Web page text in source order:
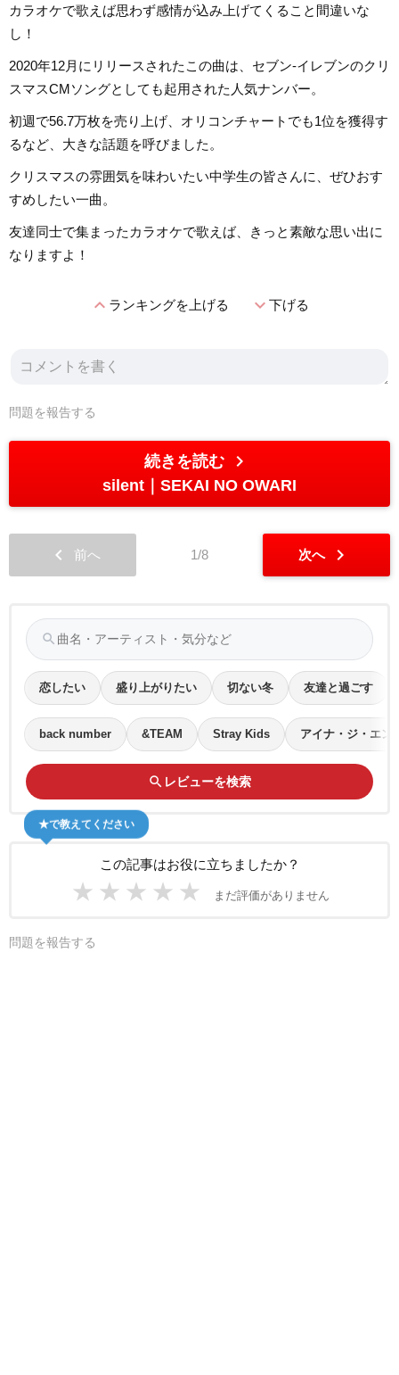
カラオケで歌えば思わず感情が込み上げてくること間違いな
し！
2020年12月にリリースされたこの曲は、セブン-イレブンのクリ
スマスCMソングとしても起用された人気ナンバー。
初週で56.7万枚を売り上げ、オリコンチャートでも1位を獲得す
るなど、大きな話題を呼びました。
クリスマスの雰囲気を味わいたい中学生の皆さんに、ぜひおす
すめしたい一曲。
友達同士で集まったカラオケで歌えば、きっと素敵な思い出に
なりますよ！
expand_lessランキングを上げる expand_more下げる
問題を報告する
続きを読む chevron_right
silent SEKAI NO OWARI
chevron_left 前へ 1/8 次へ chevron_right
search
恋したい 盛り上がりたい 切ない冬 友達と過ごす
back number &TEAM Stray Kids アイナ・ジ・エン
search レビューを検索
この記事はお役に立ちましたか？
★ ★ ★ ★ ★ まだ評価がありません
★で教えてください
問題を報告する